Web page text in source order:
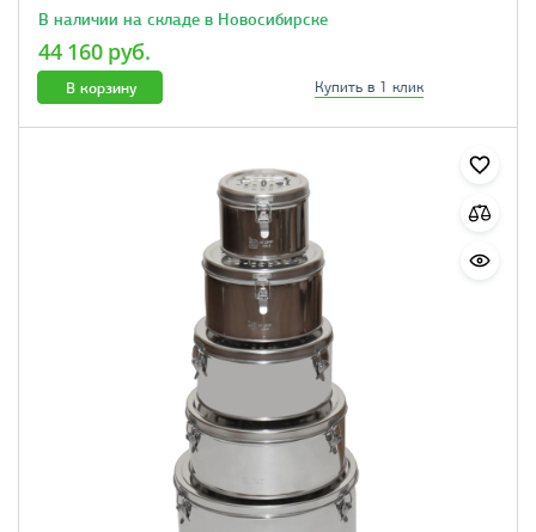
В наличии на складе в Новосибирске
44 160 руб.
В корзину Купить в 1 клик